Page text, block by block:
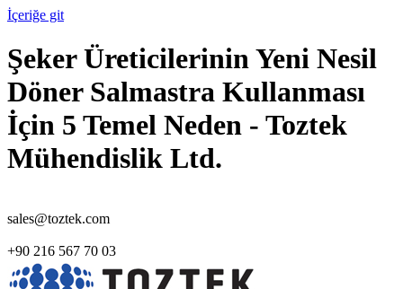
İçeriğe git
Şeker Üreticilerinin Yeni Nesil
Döner Salmastra Kullanması
İçin 5 Temel Neden - Toztek
Mühendislik Ltd.
sales@toztek.com
+90 216 567 70 03